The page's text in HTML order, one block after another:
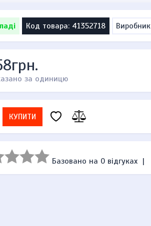
Код товара: 41352718 Виробник
за одиницю
КУПИТИ
Базовано на 0 відгуках |